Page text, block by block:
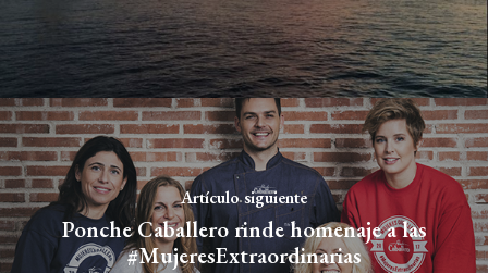
Artículo siguiente
Ponche Caballero rinde homenaje a las
#MujeresExtraordinarias